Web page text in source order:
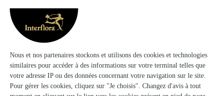
reines des fleurs, cet ours rose éternelle est à la fois
réjouissant et plein de charme.
Un ours tout en rose...et en amour
Offrir unourson en cadeauest une tradition ancienne,
qui fait la joie des petits et des grands depuis plus de